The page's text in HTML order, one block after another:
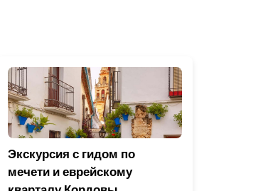
Экскурсия с гидом по
мечети и еврейскому